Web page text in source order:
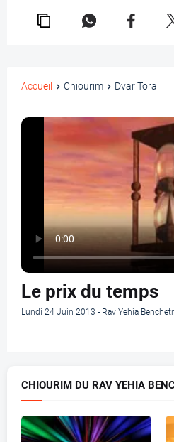
Accueil Chiourim Dvar Tora
Le prix du temps
Lundi 24 Juin 2013 - Rav Yehia
CHIOURIM DU RAV YEHIA